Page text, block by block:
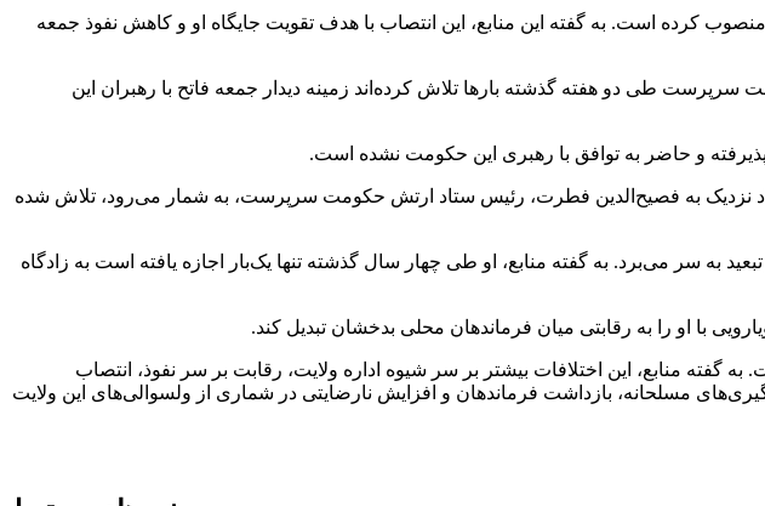
کرده است. به گفته این منابع، این انتصاب با هدف تقویت جایگاه او و کاهش نفوذ جمعه
حکومت سرپرست طی دو هفته گذشته بارها تلاش کرده‌اند زمینه دیدار جمعه فاتح با رهبران این
و حاضر به توافق با رهبری این حکومت نشده است.
نزدیک به فصیح‌الدین فطرت، رئیس ستاد ارتش حکومت سرپرست، به شمار می‌رود، تلاش شده
به سر می‌برد. به گفته منابع، او طی چهار سال گذشته تنها یک‌بار اجازه یافته است به زادگاه
با او را به رقابتی میان فرماندهان محلی بدخشان تبدیل کند.
منابع، این اختلافات بیشتر بر سر شیوه اداره ولایت، رقابت بر سر نفوذ، انتصاب
مسلحانه، بازداشت فرماندهان و افزایش نارضایتی در شماری از ولسوالی‌های این ولایت